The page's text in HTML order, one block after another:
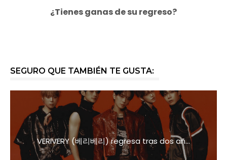
¿Tienes ganas de su regreso?
SEGURO QUE TAMBIÉN TE GUSTA:
VERIVERY (베리베리) regresa tras dos añ...